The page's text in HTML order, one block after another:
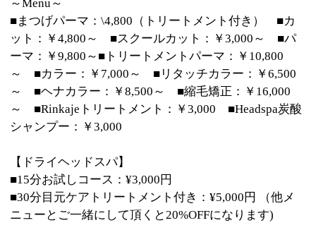
☆全て税込料金になります！
◆姉妹店 『jasmine 54』◆
高砂の雑貨・ネイル・まつげエクステサロン『jasmine
54』はこちら
ジャンル ●美容室●まつげ